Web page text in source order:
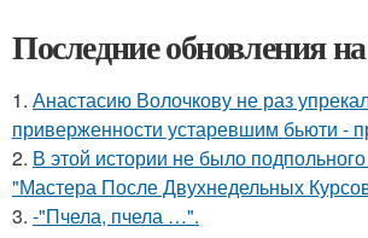
Последние обновления
1. Анастасию Волочкову не раз
приверженности устаревшим бьюти -
2. В этой истории не было
"Мастера После Двухнедельных
3. -"Пчела, пчела …".